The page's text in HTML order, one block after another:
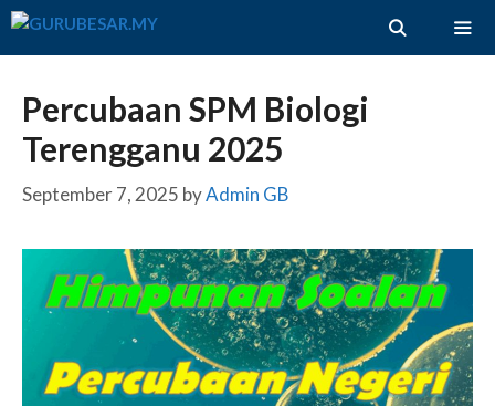
Skip
Percubaan SPM Biologi
Terengganu 2025
September 7, 2025 byAdmin GB